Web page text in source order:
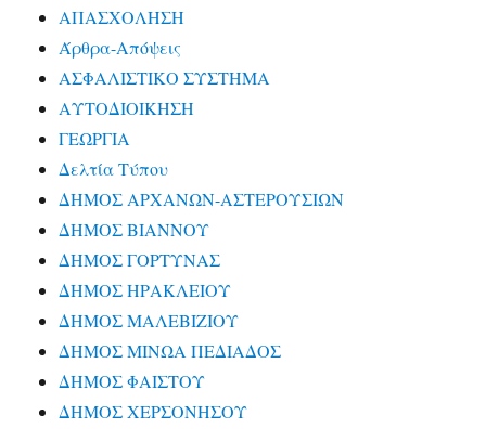
ΑΠΑΣΧΟΛΗΣΗ
Άρθρα-Απόψεις
ΑΣΦΑΛΙΣΤΙΚΟ ΣΥΣΤΗΜΑ
ΑΥΤΟΔΙΟΙΚΗΣΗ
ΓΕΩΡΓΙΑ
Δελτία Τύπου
ΔΗΜΟΣ ΑΡΧΑΝΩΝ-ΑΣΤΕΡΟΥΣΙΩΝ
ΔΗΜΟΣ ΒΙΑΝΝΟΥ
ΔΗΜΟΣ ΓΟΡΤΥΝΑΣ
ΔΗΜΟΣ ΗΡΑΚΛΕΙΟΥ
ΔΗΜΟΣ ΜΑΛΕΒΙΖΙΟΥ
ΔΗΜΟΣ ΜΙΝΩΑ ΠΕΔΙΑΔΟΣ
ΔΗΜΟΣ ΦΑΙΣΤΟΥ
ΔΗΜΟΣ ΧΕΡΣΟΝΗΣΟΥ